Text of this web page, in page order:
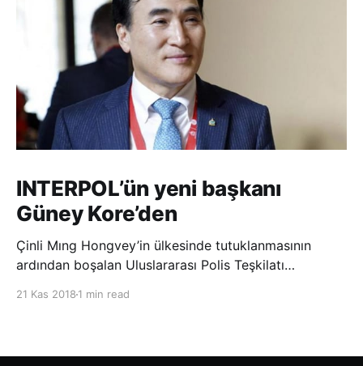
INTERPOL’ün yeni başkanı
Güney Kore’den
Çinli Mıng Hongvey’in ülkesinde tutuklanmasının
ardından boşalan Uluslararası Polis Teşkilatı
21 Kas 2018 1 min read